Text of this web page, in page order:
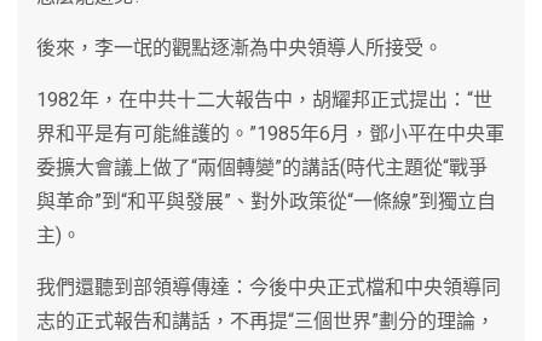
後來，李一氓的觀點逐漸為中央領導人所接受。
1982年，在中共十二大報告中，胡耀邦正式提出：“世
界和平是有可能維護的。”1985年6月，鄧小平在中央軍
委擴大會議上做了“兩個轉變”的講話(時代主題從“戰爭
與革命”到“和平與發展”、對外政策從“一條線”到獨立自
主)。
我們還聽到部領導傳達：今後中央正式檔和中央領導同
志的正式報告和講話，不再提“三個世界”劃分的理論，